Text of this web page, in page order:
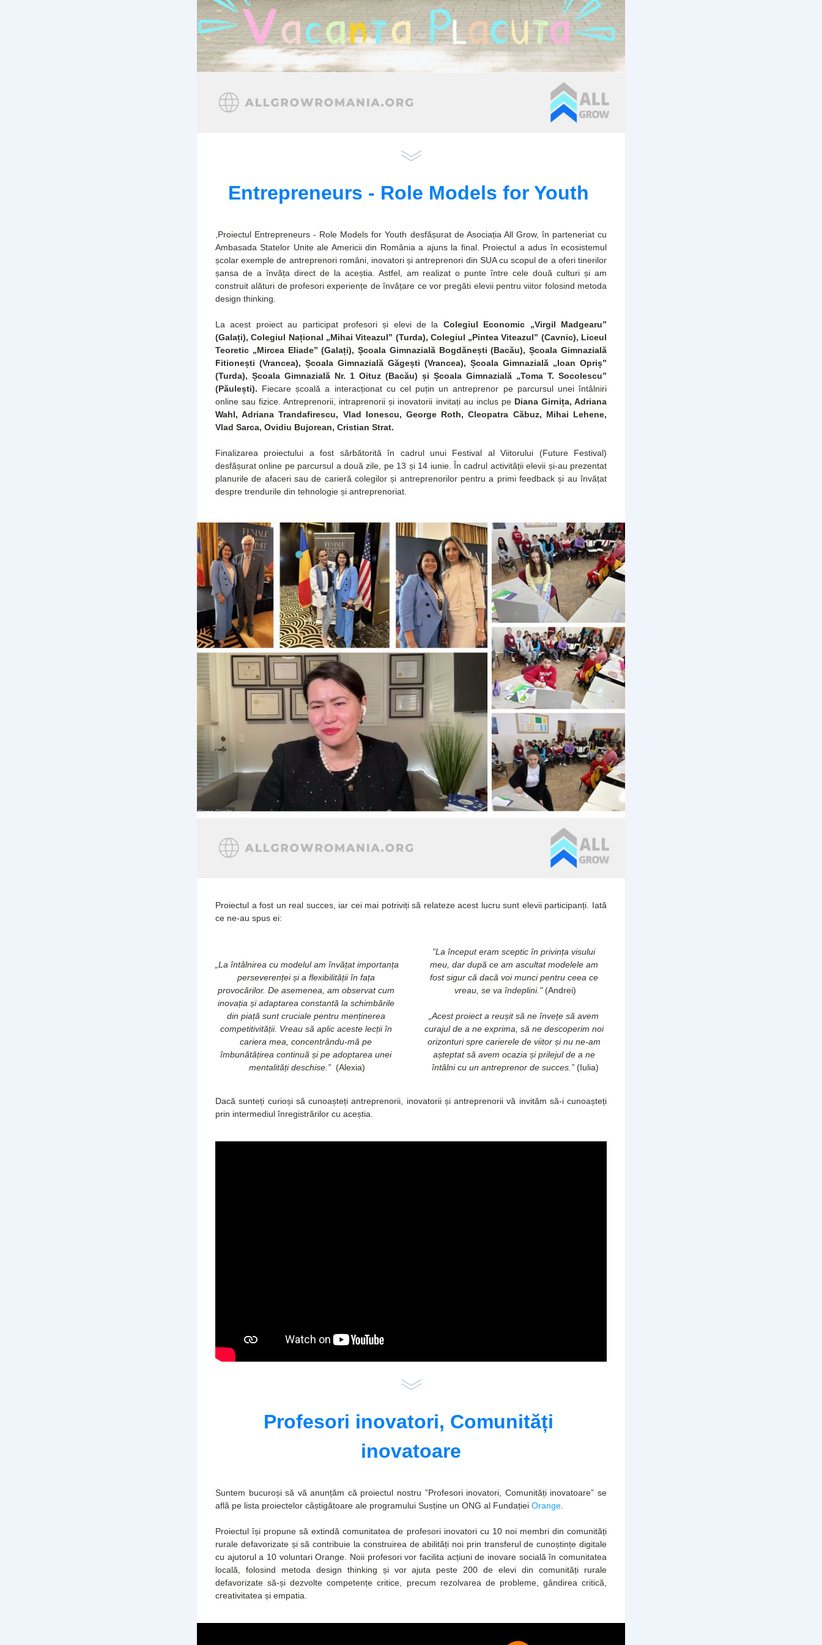
Entrepreneurs - Role Models for Youth
,Proiectul Entrepreneurs - Role Models for Youth desfășurat de Asociația All Grow, în parteneriat cu
Ambasada Statelor Unite ale Americii din România a ajuns la final. Proiectul a adus în ecosistemul
școlar exemple de antreprenori români, inovatori și antreprenori din SUA cu scopul de a oferi tinerilor
șansa de a învăța direct de la aceștia. Astfel, am realizat o punte între cele două culturi și am
construit alături de profesori experiențe de învățare ce vor pregăti elevii pentru viitor folosind metoda
design thinking.
La acest proiect au participat profesori și elevi de la Colegiul Economic „Virgil Madgearu”
(Galați), Colegiul Național „Mihai Viteazul” (Turda), Colegiul „Pintea Viteazul” (Cavnic), Liceul
Teoretic „Mircea Eliade” (Galați), Școala Gimnazială Bogdănești (Bacău), Școala Gimnazială
Fitionești (Vrancea), Școala Gimnazială Găgești (Vrancea), Școala Gimnazială „Ioan Opriș”
(Turda), Școala Gimnazială Nr. 1 Oituz (Bacău) și Școala Gimnazială „Toma T. Socolescu”
(Păulești). Fiecare școală a interacționat cu cel puțin un antreprenor pe parcursul unei întâlniri
online sau fizice. Antreprenorii, intraprenorii și inovatorii invitați au inclus pe Diana Girnița, Adriana
Wahl, Adriana Trandafirescu, Vlad Ionescu, George Roth, Cleopatra Căbuz, Mihai Lehene,
Vlad Sarca, Ovidiu Bujorean, Cristian Strat.
Finalizarea proiectului a fost sărbătorită în cadrul unui Festival al Viitorului (Future Festival)
desfășurat online pe parcursul a două zile, pe 13 și 14 iunie. În cadrul activității elevii și-au prezentat
planurile de afaceri sau de carieră colegilor și antreprenorilor pentru a primi feedback și au învățat
despre trendurile din tehnologie și antreprenoriat.
Proiectul a fost un real succes, iar cei mai potriviți să relateze acest lucru sunt elevii participanți. Iată
ce ne-au spus ei:
„La întâlnirea cu modelul am învățat importanța
perseverenței și a flexibilității în fața
provocărilor. De asemenea, am observat cum
inovația și adaptarea constantă la schimbările
din piață sunt cruciale pentru menținerea
competitivității. Vreau să aplic aceste lecții în
cariera mea, concentrându-mă pe
îmbunătățirea continuă și pe adoptarea unei
mentalități deschise.”
  (Alexia)
”La început eram sceptic în privința visului
meu, dar după ce am ascultat modelele am
fost sigur că dacă voi munci pentru ceea ce
vreau, se va îndeplini." (Andrei)
„Acest proiect a reușit să ne învețe să avem
curajul de a ne exprima, să ne descoperim noi
orizonturi spre carierele de viitor și nu ne-am
așteptat să avem ocazia și prilejul de a ne
întâlni cu un antreprenor de succes.” (Iulia)
Dacă sunteți curioși să cunoașteți antreprenorii, inovatorii și antreprenorii vă invităm să-i cunoașteți
prin intermediul înregistrărilor cu aceștia.
Profesori inovatori, Comunități
inovatoare
Suntem bucuroși să vă anunțăm că proiectul nostru ”Profesori inovatori, Comunități inovatoare” se
află pe lista proiectelor câștigătoare ale programului Susține un ONG al Fundației Orange
Proiectul își propune să extindă comunitatea de profesori inovatori cu 10 noi membri din comunități
rurale defavorizate și să contribuie la construirea de abilități noi prin transferul de cunoștințe digitale
cu ajutorul a 10 voluntari Orange. Noii profesori vor facilita acțiuni de inovare socială în comunitatea
locală, folosind metoda design thinking și vor ajuta peste 200 de elevi din comunități rurale
defavorizate să-și dezvolte competențe critice, precum rezolvarea de probleme, gândirea critică,
creativitatea și empatia.